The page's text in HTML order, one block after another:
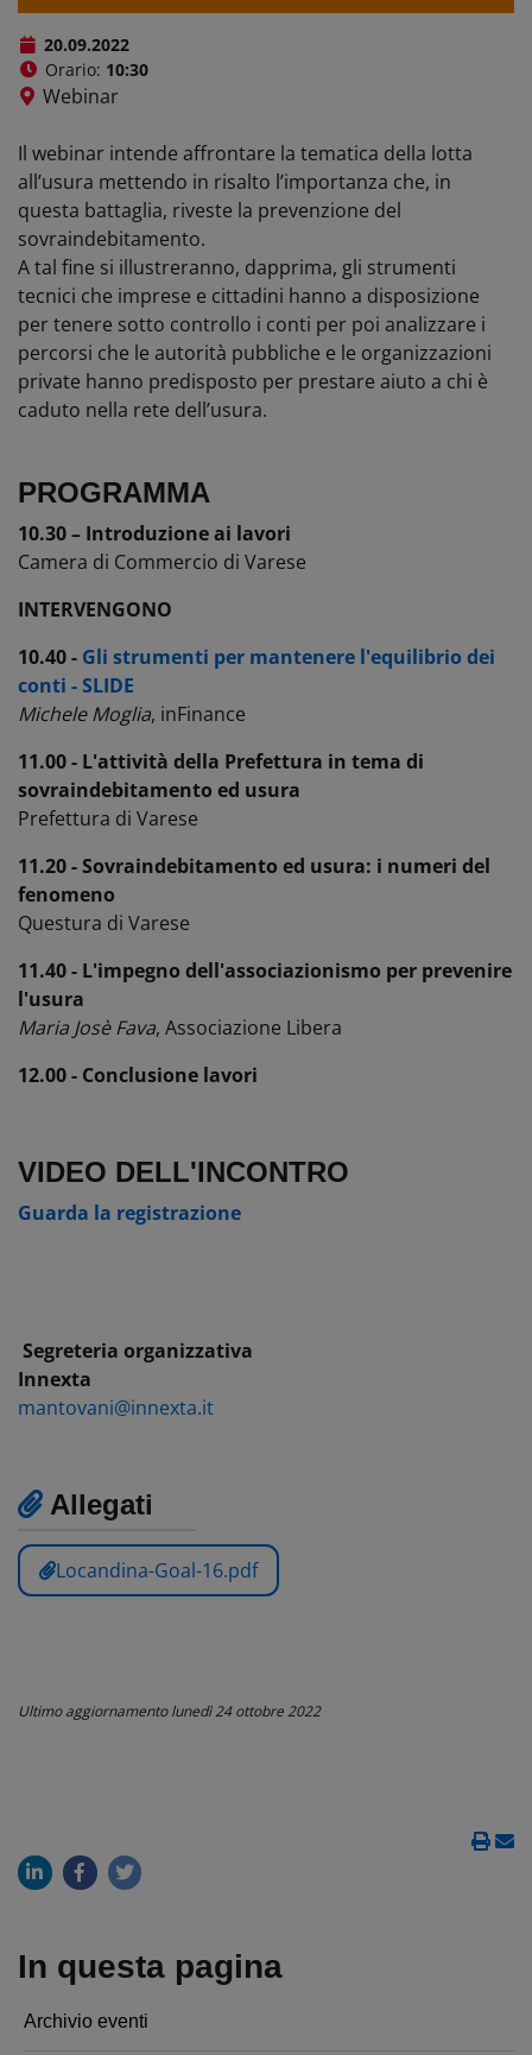
20.09.2022
Orario: 10:30
Webinar
Il webinar intende affrontare la tematica della lotta
all’usura mettendo in risalto l’importanza che, in
questa battaglia, riveste la prevenzione del
sovraindebitamento.
A tal fine si illustreranno, dapprima, gli strumenti
tecnici che imprese e cittadini hanno a disposizione
per tenere sotto controllo i conti per poi analizzare i
percorsi che le autorità pubbliche e le organizzazioni
private hanno predisposto per prestare aiuto a chi è
caduto nella rete dell’usura.
PROGRAMMA
10.30 – Introduzione ai lavori
Camera di Commercio di Varese
INTERVENGONO
10.40 - Gli strumenti per mantenere l'equilibrio dei
conti - SLIDE
Michele Moglia, inFinance
11.00 - L'attività della Prefettura in tema di
sovraindebitamento ed usura
Prefettura di Varese
11.20 - Sovraindebitamento ed usura: i numeri del
fenomeno
Questura di Varese
11.40 - L'impegno dell'associazionismo per prevenire
l'usura
Maria Josè Fava, Associazione Libera
12.00 - Conclusione lavori
VIDEO DELL'INCONTRO
Guarda la registrazione
Segreteria organizzativa
Innexta
mantovani@innexta.it
Allegati
Locandina-Goal-16.pdf
Ultimo aggiornamentolunedì 24 ottobre 2022
In questa pagina
Archivio eventi